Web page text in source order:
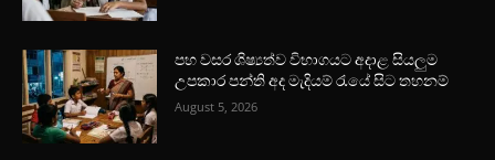
පහ වසර ශිෂ්‍යත්ව විභාගයට අදාළ සියලුම
උපකාර පන්ති අද මැදියම් රැයේ සිට තහනම්
August 5, 2026